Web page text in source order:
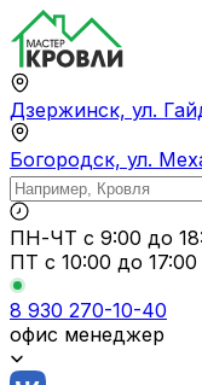
Дзержинск, ул.
Богородск, ул.
ПН-ЧТ с 9:00 до
ПТ с 10:00 до 17:00
8 930 270-10-40
офис менеджер